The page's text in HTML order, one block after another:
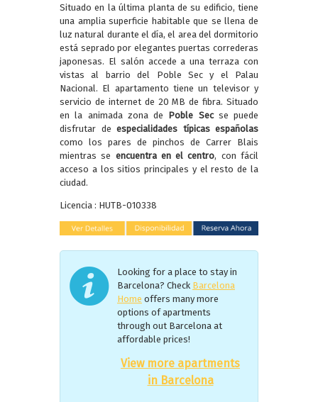
Situado en la última planta de su edificio, tiene
una amplia superficie habitable que se llena de
luz natural durante el día, el area del dormitorio
está seprado por elegantes puertas correderas
japonesas. El salón accede a una terraza con
vistas al barrio del Poble Sec y el Palau
Nacional. El apartamento tiene un televisor y
servicio de internet de 20 MB de fibra. Situado
en la animada zona de
Poble Secse puede
disfrutar de especialidades típicas españolas
como los pares de pinchos de Carrer Blais
mientras se encuentra en el centro, con fácil
acceso a los sitios principales y el resto de la
ciudad.
Licencia : HUTB-010338
Looking for a place to stay in
Barcelona? Check Barcelona
Home offers many more
options of apartments
through out Barcelona at
affordable prices!
View more apartments
in Barcelona